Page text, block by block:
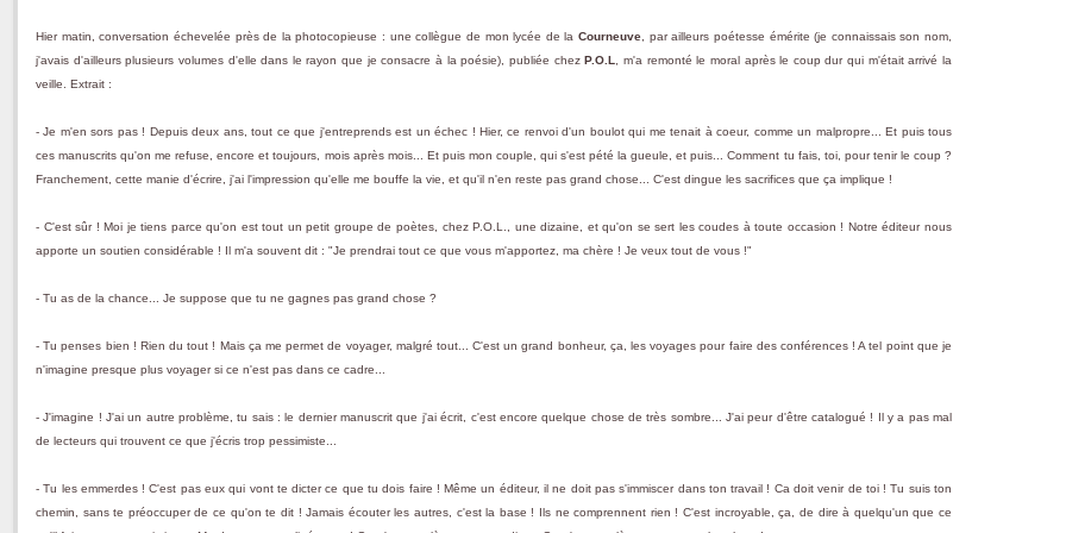
Hier matin, conversation échevelée près de la photocopieuse : une collègue de mon lycée de la Courneuve, par ailleurs poétesse émérite (je connaissais son nom,
j'avais d'ailleurs plusieurs volumes d'elle dans le rayon que je consacre à la poésie), publiée chezP.O.L, m'a remonté le moral après le coup dur qui m'était arrivé la
veille. Extrait :
- Je m'en sors pas ! Depuis deux ans, tout ce que j'entreprends est un échec ! Hier, ce renvoi d'un boulot qui me tenait à coeur, comme un malpropre... Et puis tous
ces manuscrits qu'on me refuse, encore et toujours, mois après mois... Et puis mon couple, qui s'est pété la gueule, et puis... Comment tu fais, toi, pour tenir le coup ?
Franchement, cette manie d'écrire, j'ai l'impression qu'elle me bouffe la vie, et qu'il n'en reste pas grand chose... C'est dingue les sacrifices que ça implique !
- C'est sûr ! Moi je tiens parce qu'on est tout un petit groupe de poètes, chez P.O.L., une dizaine, et qu'on se sert les coudes à toute occasion ! Notre éditeur nous
apporte un soutien considérable ! Il m'a souvent dit : "Je prendrai tout ce que vous m'apportez, ma chère ! Je veux tout de vous !"
- Tu as de la chance... Je suppose que tu ne gagnes pas grand chose ?
- Tu penses bien ! Rien du tout ! Mais ça me permet de voyager, malgré tout... C'est un grand bonheur, ça, les voyages pour faire des conférences ! A tel point que je
n'imagine presque plus voyager si ce n'est pas dans ce cadre...
- J'imagine ! J'ai un autre problème, tu sais : le dernier manuscrit que j'ai écrit, c'est encore quelque chose de très sombre... J'ai peur d'être catalogué ! Il y a pas mal
de lecteurs qui trouvent ce que j'écris trop pessimiste...
- Tu les emmerdes ! C'est pas eux qui vont te dicter ce que tu dois faire ! Même un éditeur, il ne doit pas s'immiscer dans ton travail ! Ca doit venir de toi ! Tu suis ton
chemin, sans te préoccuper de ce qu'on te dit ! Jamais écouter les autres, c'est la base ! Ils ne comprennent rien ! C'est incroyable, ça, de dire à quelqu'un que ce